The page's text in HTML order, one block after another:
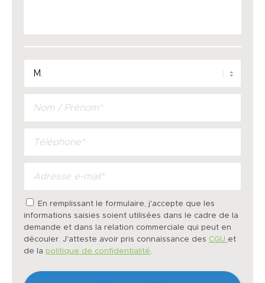
En remplissant le formulaire, j'accepte que les
informations saisies soient utilisées dans le cadre de la
demande et dans la relation commerciale qui peut en
découler. J'atteste avoir pris connaissance des CGU et
de la politique de confidentialité.